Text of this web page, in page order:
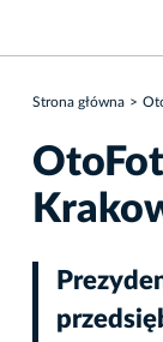
Strona główna